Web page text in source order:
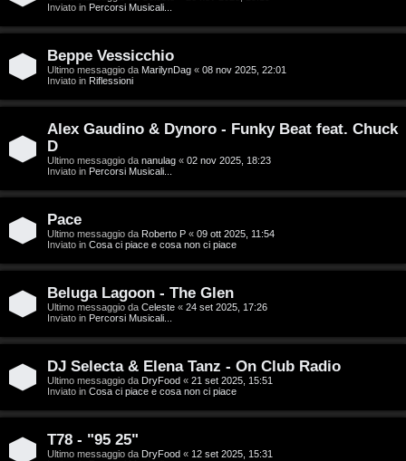
a
r
p
o
s
t
a
A
r
g
o
Inviato in Percorsi Musicali...
Beppe Vessicchio
Ultimo messaggio da MarilynDag « 08 nov 2025, 22:01
Inviato in Riflessioni
Alex Gaudino & Dynoro - Funky Beat feat. Chuck
D
Ultimo messaggio da nanulag « 02 nov 2025, 18:23
Inviato in Percorsi Musicali...
Pace
Ultimo messaggio da Roberto P « 09 ott 2025, 11:54
Inviato in Cosa ci piace e cosa non ci piace
Beluga Lagoon - The Glen
Ultimo messaggio da Celeste « 24 set 2025, 17:26
Inviato in Percorsi Musicali...
DJ Selecta & Elena Tanz - On Club Radio
Ultimo messaggio da DryFood « 21 set 2025, 15:51
Inviato in Cosa ci piace e cosa non ci piace
T78 - "95 25"
Ultimo messaggio da DryFood « 12 set 2025, 15:31
g
D
'
A
g
o
s
t
i
n
o
i
n
T